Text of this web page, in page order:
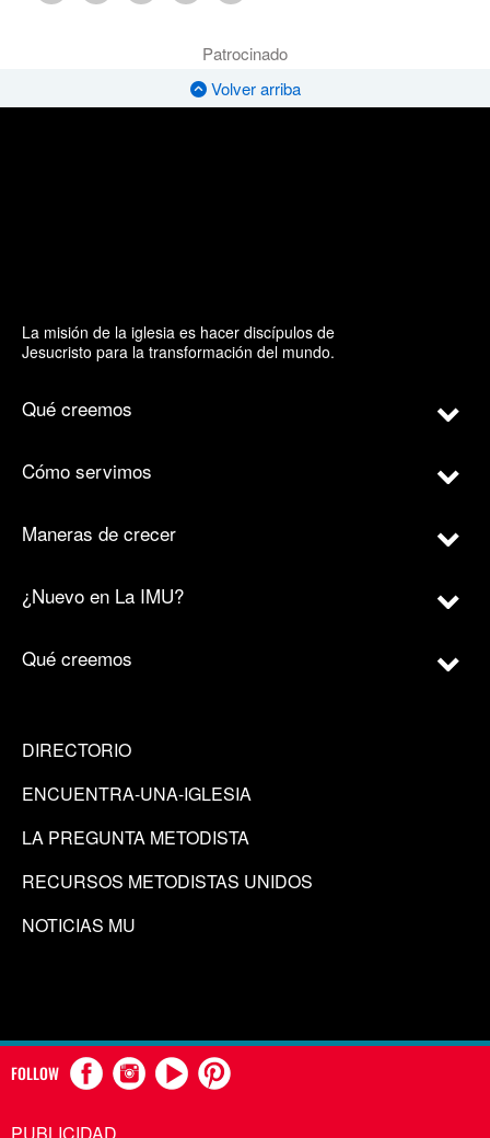
Patrocinado
Volver arriba
La misión de la iglesia es hacer discípulos de
Jesucristo para la transformación del mundo.
Qué creemos
Cómo servimos
Maneras de crecer
¿Nuevo en La IMU?
Qué creemos
DIRECTORIO
ENCUENTRA-UNA-IGLESIA
LA PREGUNTA METODISTA
RECURSOS METODISTAS UNIDOS
NOTICIAS MU
FOLLOW